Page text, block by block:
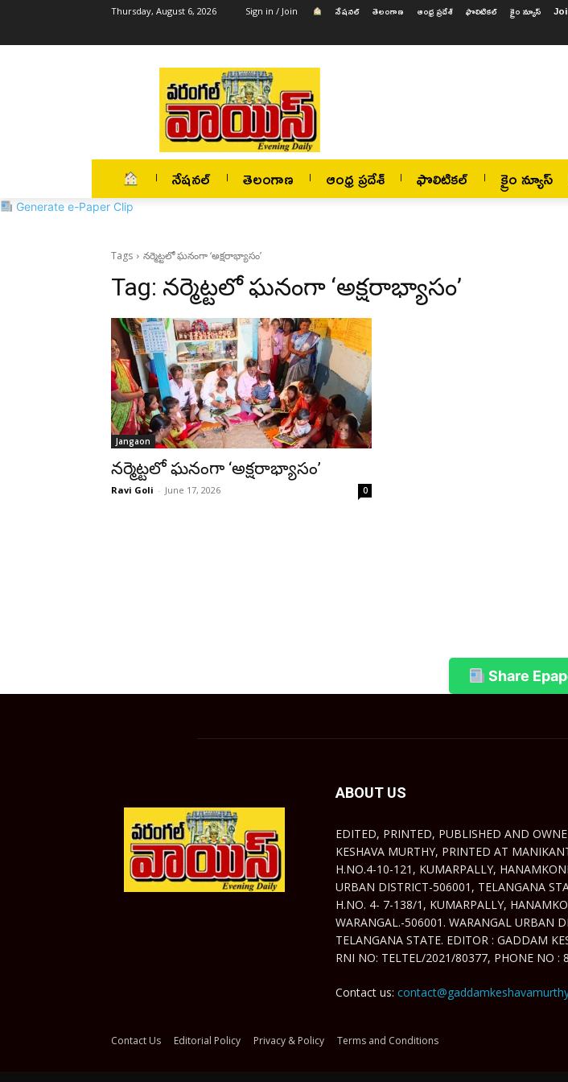
Thursday, August 6, 2026 Sign in / Join నేషనల్ తెలంగాణ ఆంధ్ర ప్రదేశ్ ఫొలిటికల్ క్రైం న్యూస్
నేషనల్ తెలంగాణ ఆంధ్ర ప్రదేశ్ ఫొలిటికల్ క్రైం న్యూస్
Generate e-Paper Clip
Tags నర్మెట్టలో ఘనంగా ‘అక్షరాభ్యాసం’
Tag: నర్మెట్టలో ఘనంగా ‘అక్షరాభ్యాసం’
Jangaon
నర్మెట్టలో ఘనంగా ‘అక్షరాభ్యాసం’
Ravi Goli - June 17, 2026 0
Share
ABOUT US
EDITED, PRINTED, PUBLISHED AND
KESHAVA MURTHY, PRINTED AT
H.NO.4-10-121, KUMARPALLY,
URBAN DISTRICT-506001, TELANGANA
H.NO. 4- 7-138/1, KUMARPALLY,
WARANGAL.-506001. WARANGAL URBAN
TELANGANA STATE. EDITOR : GADDAM
RNI NO: TELTEL/2021/80377, PHONE NO :
Contact us:
Contact Us Editorial Policy Privacy & Policy Terms and Conditions